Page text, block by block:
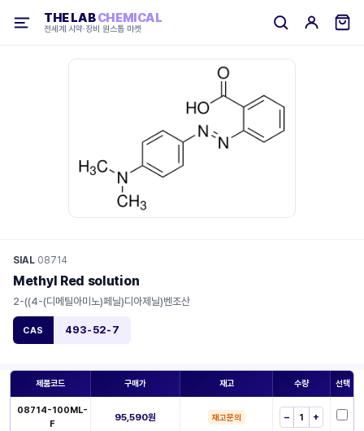
THE LABCHEMICAL
전세계 시약·장비 원스톱 마켓
SIAL·08714
Methyl Red solution
2-((4-(디메틸아미노)페닐)디아제닐)벤조산
CAS 493-52-7
제품코드 구매가 재고 수량 선택
08714-100ML-
F
95,590원 재고문의 − +